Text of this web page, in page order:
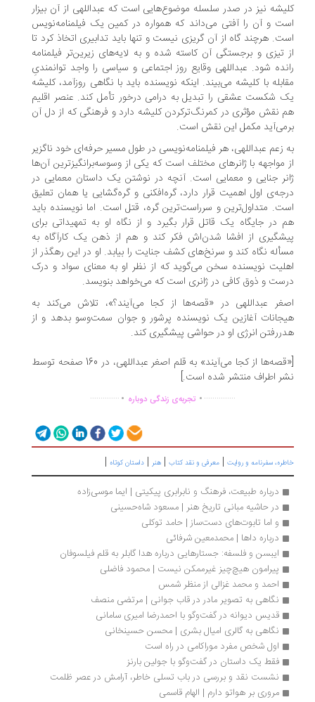
نیز در صدر سلسله موضوع‌هایی است که عبداللهی از آن بیزار
و آن را آفتی می‌داند که همواره در کمین یک فیلمنامه‌نویس
هرچند گاه از آن گریزی نیست و تنها باید تدابیری اتخاذ کرد تا
تیزی و برجستگی آن کاسته شده و به لایه‌های زیرین‌تر فیلمنامه
شود. عبداللهی وقایع روز اجتماعی و سیاسی را واجد توانمندیِ
با کلیشه می‌بیند. اینکه نویسنده باید با نگاهی روزآمد، کلیشه‌
شکست عشقی را تبدیل به درامی درخور تأمل کند. عنصر اقلیم
نقش مؤثری در کمرنگ‌ترکردن کلیشه دارد و فرهنگی که از دل آن
مکمل این نقش است.
زعم عبداللهی، هر فیلمنامه‌نویسی در طول مسیر حرفه‌ای خود ناگزیر
مواجهه با ژانرهای مختلف است که یکی از وسوسه‌برانگیزترین آن‌ها
جنایی و معمایی است. آنچه در نوشتن یک داستان معمایی در
اول اهمیت قرار دارد، گره‌افکنی و گره‌گشایی یا همان تعلیق
متداول‌ترین و سرراست‌ترین گره، قتل است. اما نویسنده باید
در جایگاه یک قاتل قرار بگیرد و از نگاه او به تمهیداتی برای
از افشا شدن‌اش فکر کند و هم از ذهن یک کارآگاه به
نگاه کند و سرنخ‌های کشف جنایت را بیابد. او در این رهگذر از
نویسنده سخن می‌گوید که از نظر او به معنای سواد و درک
و ذوق کافی در ژانری است که می‌خواهد بنویسد.
عبداللهی در «قصه‌ها از کجا می‌آیند؟»، تلاش می‌کند به
آغازین یک نویسنده‌ پرشور و جوان سمت‌وسو بدهد و از
انرژی او در حواشی پیشگیری کند.
[«قصه‌ها از کجا می‌آیند» به قلم اصغر عبداللهی، در 160 صفحه توسط
اطراف منتشر شده است.]
...............
. تجربه‌ی زندگی دوباره.
..............
سفرنامه‌ و روایت|معرفی و نقد کتاب|هنر|داستان کوتاه|
درباره طبیعت، فرهنگ و نابرابری پیکیتی | ایما موسی‌زاده
در حاشیه مبانی تاریخ هنر | مسعود شاه‏‌حسینی
و اما تابوت‌های دست‌ساز | حامد توکلی
درباره داها | محمدمعین شرفائی
ایبسن و فلسفه: جستارهایی درباره هدا گابلر به قلم فیلسوفان
پیرامون هیچ‌چیز غیرممکن نیست | محمود فاضلی
احمد و محمد غزالی‌ از منظر شمس
نگاهی به تصویر مادر در قاب جوانی | مرتضی منصف
قدیس دیوانه در گفت‌وگو با احمدرضا امیری سامانی
نگاهی به گالری امیال بشری | محسن حسینخانی
اول شخص مفرد موراکامی در راه است
فقط یک داستان در گفت‌وگو با جولین بارنز
نشست نقد و بررسی در باب تسلی خاطر، آرامش در عصر ظلمت
مروری بر هواتو دارم | الهام قاسمی